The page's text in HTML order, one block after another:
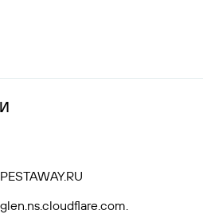
PESTAWAY.RU
glen.ns.cloudflare.com.